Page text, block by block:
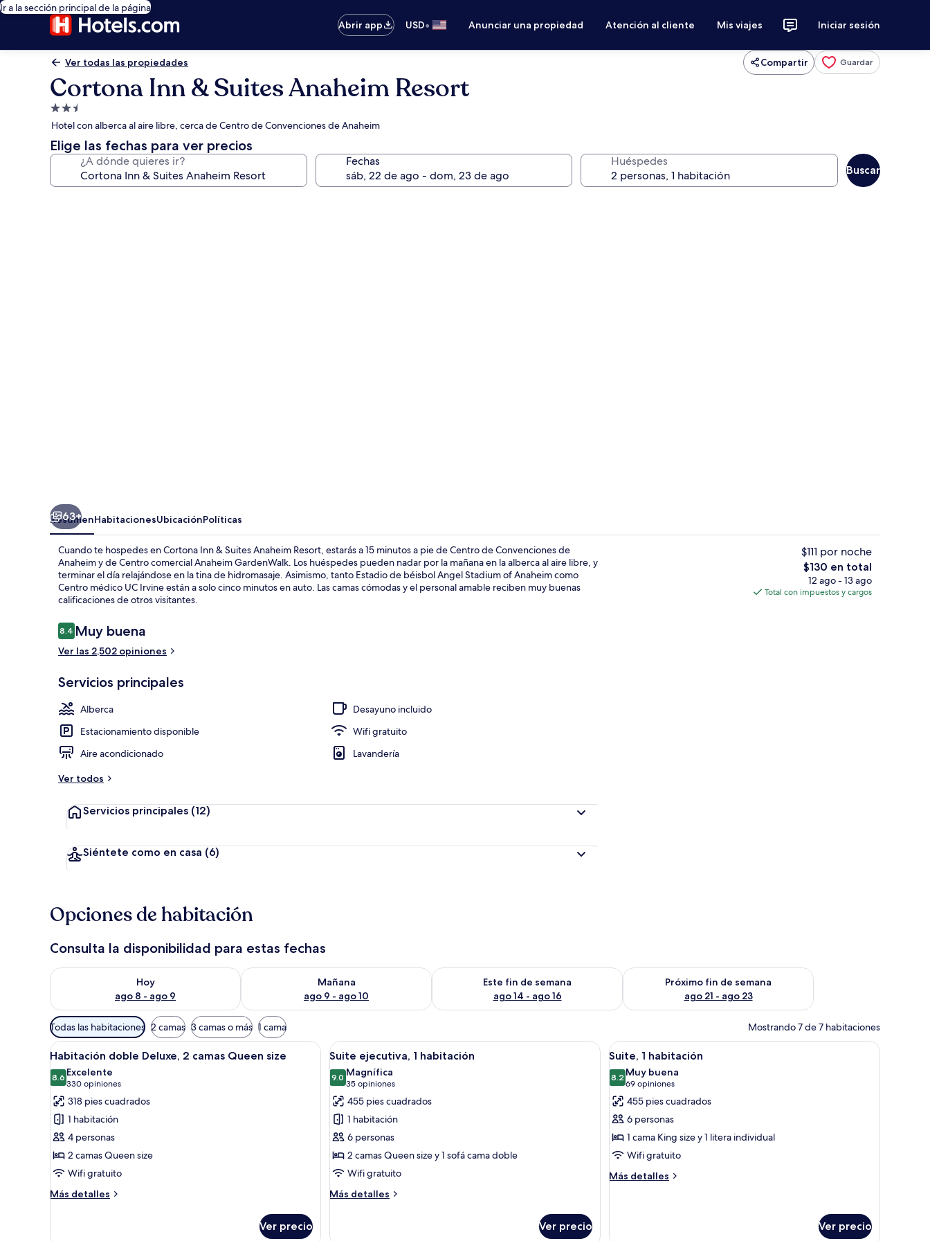
Ir a la sección principal de la página
Abrir app
USD• Anunciar una propiedad Atención al cliente Mis viajes Iniciar sesión
Ver todas las propiedades Compartir Guardar
Cortona Inn & Suites Anaheim Resort
Propiedad
de
2.5
estrellas
Hotel con alberca al aire libre, cerca de Centro de Convenciones de Anaheim
Elige las fechas para ver precios
¿A dónde quieres ir? Fechas Huéspedes
Buscar
Vista desde la habitación
63+
ResumenHabitacionesUbicaciónPolíticas
Cuando te hospedes en Cortona Inn & Suites Anaheim Resort, estarás a 15 minutos a pie de Centro de Convenciones de
Anaheim y de Centro comercial Anaheim GardenWalk. Los huéspedes pueden nadar por la mañana en la alberca al aire libre, y
terminar el día relajándose en la tina de hidromasaje. Asimismo, tanto Estadio de béisbol Angel Stadium of Anaheim como
Centro médico UC Irvine están a solo cinco minutos en auto. Las camas cómodas y el personal amable reciben muy buenas
calificaciones de otros visitantes.
Opiniones
8.48.4 de 10,
Muy buena
Ver las 2,502 opiniones
Servicios principales
Alberca
Desayuno incluido
Estacionamiento disponible
Wifi gratuito
Aire acondicionado
Lavandería
Ver todos
Servicios principales (12)
Siéntete como en casa (6)
$111 por noche
El
precio
total
$130 en total
12 ago - 13 ago
Total con impuestos y cargos
Opciones de habitación
Consulta la disponibilidad para estas fechas
Hoy
ago 8 - ago 9
Consulta la disponibilidad para hoy ago 8 - ago 9
Mañana
ago 9 - ago 10
Consulta la disponibilidad para mañana ago 9 - ago 10
Este fin de semana
ago 14 - ago 16
Consulta la disponibilidad para este fin de semana ago 14 - ago 16
Próximo fin de semana
ago 21 - ago 23
Consulta la disponibilidad para el próximo fin de semana
Filtros
disponibles
para
las
habitaciones
Todas las habitaciones 2 camas 3 camas o más 1 cama Mostrando 7 de 7 habitaciones
Abrir
todas
las
fotos
de
Habitación
doble
Deluxe,
2
camas
Habitación de hotel con dos camas, un escritorio con televisor, una silla, una lámpara de escritorio y un baño visible al fondo.
7
Habitación doble Deluxe, 2 camas Queen size
8.68.6 de 10
Excelente
330 opiniones
(330
opiniones)
318 pies cuadrados
1 habitación
4 personas
2 camas Queen size
Wifi gratuito
Más detalles
Más
Ver precio
Abrir
todas
las
fotos
de
Suite
ejecutiva,
1
habitación
Habitación de hotel con dos camas, un escritorio con televisor, una silla, una lámpara de escritorio y un baño
8
Suite ejecutiva, 1 habitación
9.09.0 de 10
Magnífica
35 opiniones
(35
opiniones)
455 pies cuadrados
1 habitación
6 personas
2 camas Queen size y 1 sofá cama doble
Wifi gratuito
Más detalles
Más
Ver precio
Abrir
todas
las
fotos
de
Suite,
1
habitación
Una habitación de hotel con literas,
13
Suite, 1 habitación
8.28.2 de 10
Muy buena
69 opiniones
(69
opiniones)
455 pies cuadrados
6 personas
1 cama King size y 1 litera individual
Wifi gratuito
Más detalles
Más
habitación
Ver precio